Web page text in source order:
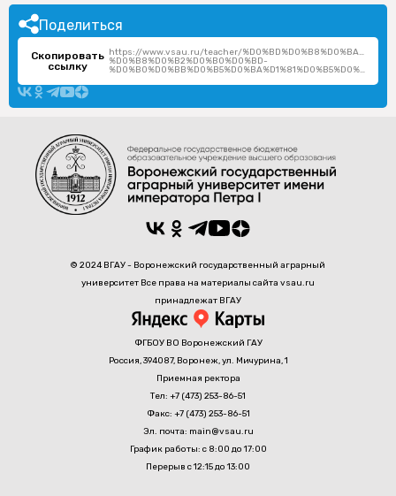
Поделиться
Скопировать
ссылку
https://www.vsau.ru/teacher/
%D0%B8%D0%B2%D0%B0%D0%BD-
%D0%B0%D0%BB%D0%B5%D0%BA%D1%81%D0%B5%D0%B5%D0%B2%D0%B8%D1%87/
© 2024 ВГАУ - Воронежский государственный аграрный
университет Все права на материалы сайта vsau.ru
принадлежат ВГАУ
ФГБОУ ВО Воронежский ГАУ
Россия, 394087, Воронеж, ул. Мичурина, 1
Приемная ректора
Тел: +7 (473) 253-86-51
Факс: +7 (473) 253-86-51
Эл. почта: main@vsau.ru
График работы: с 8:00 до 17:00
Перерыв с 12:15 до 13:00